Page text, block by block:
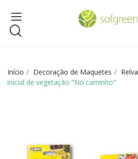
Início Decoração de Maquetes Relva
inicial de vegetação "No caminho"